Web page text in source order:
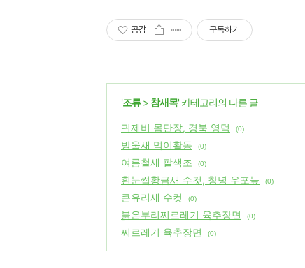
공감 구독하기
'조류> 참새목' 카테고리의 다른 글
귀제비 몸단장, 경북 영덕 (0)
방울새 먹이활동 (0)
여름철새 팔색조 (0)
흰눈썹황금새 수컷, 창녕 우포늪 (0)
큰유리새 수컷 (0)
붉은부리찌르레기 육추장면 (0)
찌르레기 육추장면 (0)